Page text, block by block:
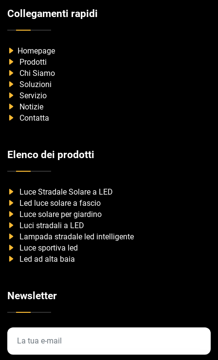
Collegamenti rapidi
Homepage
Prodotti
Chi Siamo
Soluzioni
Servizio
Notizie
Contatta
Elenco dei prodotti
Luce Stradale Solare a LED
Led luce solare a fascio
Luce solare per giardino
Luci stradali a LED
Lampada stradale led intelligente
Luce sportiva led
Led ad alta baia
Newsletter